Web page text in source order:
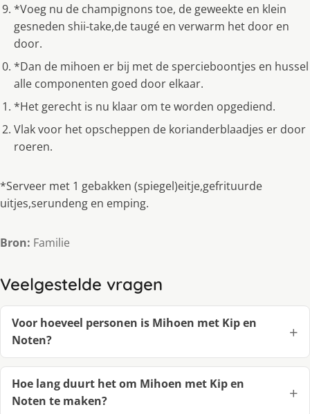
*Voeg nu de champignons toe, de geweekte en klein
gesneden shii-take,de taugé en verwarm het door en
door.
*Dan de mihoen er bij met de spercieboontjes en hussel
alle componenten goed door elkaar.
*Het gerecht is nu klaar om te worden opgediend.
Vlak voor het opscheppen de korianderblaadjes er door
roeren.
*Serveer met 1 gebakken (spiegel)eitje,gefrituurde
uitjes,serundeng en emping.
Bron: Familie
Veelgestelde vragen
Voor hoeveel personen is Mihoen met Kip en
Noten?
Hoe lang duurt het om Mihoen met Kip en
Noten te maken?